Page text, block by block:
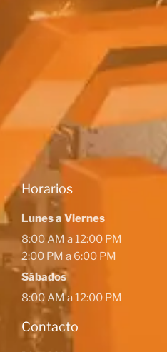
Horarios
Lunes a Viernes
8:00 AM a 12:00 PM
2:00 PM a 6:00 PM
Sábados
8:00 AM a 12:00 PM
Contacto